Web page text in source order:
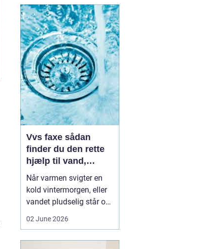
mod Baltikum, Ukraine
og resten af regionen for
at finde nye kunder og
leverandører. Men v...
Vvs faxe sådan
finder du den rette
hjælp til vand,
varme og sanitet
Når varmen svigter en
kold vintermorgen, eller
vandet pludselig står op
02 June 2026